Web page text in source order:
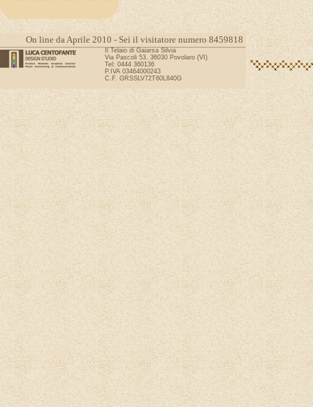
On line da Aprile 2010 - Sei il visitatore numero 8459818
Il Telaio di Gaiarsa Silvia
Via Pascoli 53, 36030 Povolaro (VI)
Tel: 0444 360136
P.IVA 03464000243
C.F. GRSSLV72T60L840G